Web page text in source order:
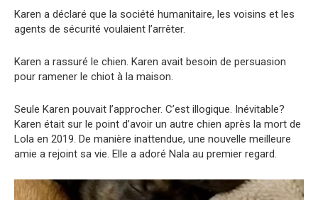
Karen a déclaré que la société humanitaire, les voisins et les
agents de sécurité voulaient l’arrêter.
Karen a rassuré le chien. Karen avait besoin de persuasion
pour ramener le chiot à la maison.
Seule Karen pouvait l’approcher. C’est illogique. Inévitable?
Karen était sur le point d’avoir un autre chien après la mort de
Lola en 2019. De manière inattendue, une nouvelle meilleure
amie a rejoint sa vie. Elle a adoré Nala au premier regard.